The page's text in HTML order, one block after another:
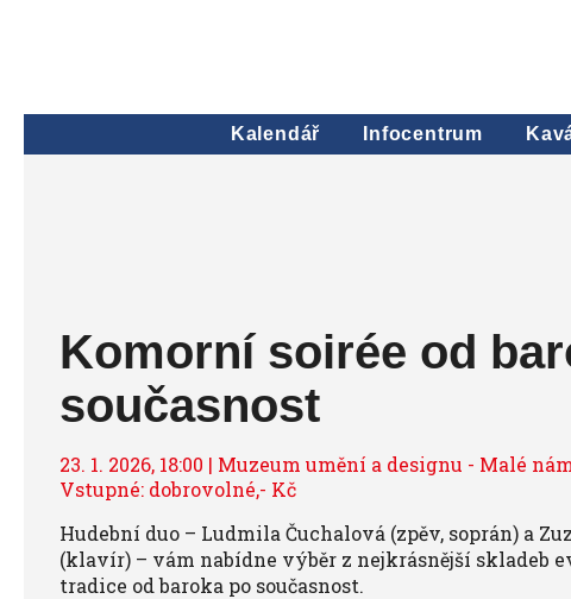
Kalendář Infocentrum
Komorní soirée od
současnost
23. 1. 2026, 18:00 | Muzeum umění a designu - Malé
Vstupné: dobrovolné,- Kč
Hudební duo – Ludmila Čuchalová (zpěv, soprán) a
(klavír) – vám nabídne výběr z nejkrásnější skladeb
tradice od baroka po současnost.